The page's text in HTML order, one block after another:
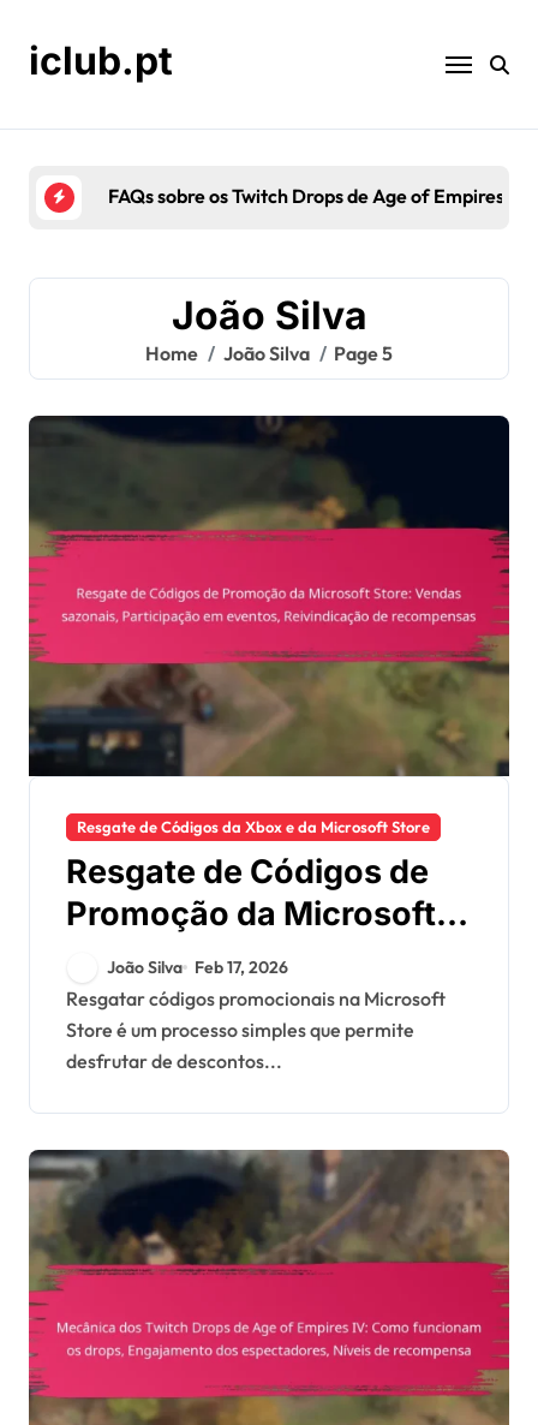
contenticlub.pt
Marcos de Recompensa de Age Of Empires IV:
João Silva
Home João Silva Page 5
Resgate de Códigos da Xbox e da Microsoft Store
Resgate de Códigos de
Promoção da Microsoft
Store: Vendas sazonais,
Participação em eventos,
Reivindicação de
recompensas
João Silva Feb 17, 2026
Resgatar códigos promocionais na Microsoft
Store é um processo simples que permite
desfrutar de descontos...